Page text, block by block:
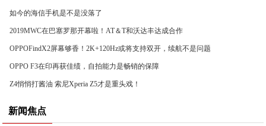
如今的海信手机是不是没落了
2019MWC在巴塞罗那开幕啦！AT＆T和沃达丰达成合作
OPPOFindX2屏幕够香！2K+120Hz或将支持双开，续航不是问题
OPPO F3在印再获佳绩，自拍能力是畅销的保障
Z4悄悄打酱油 索尼Xperia Z5才是重头戏！
新闻焦点